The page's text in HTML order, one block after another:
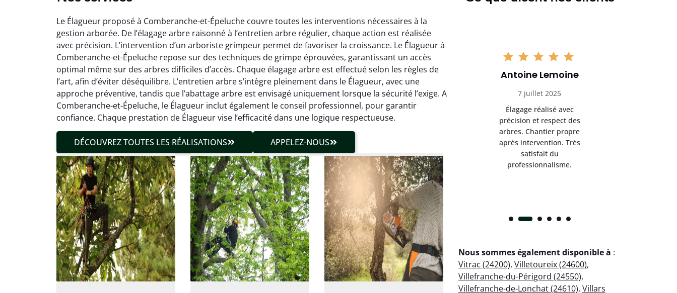
Le Élagueur proposé à Comberanche-et-Épeluche couvre toutes les interventions nécessaires à la
gestion arborée. De l’élagage arbre raisonné à l’entretien arbre régulier, chaque action est réalisée
avec précision. L’intervention d’un arboriste grimpeur permet de favoriser la croissance. Le Élagueur à
Comberanche-et-Épeluche repose sur des techniques de grimpe éprouvées, garantissant un accès
optimal même sur des arbres difficiles d’accès. Chaque élagage arbre est effectué selon les règles de
l’art, afin d’éviter déséquilibre. L’entretien arbre s’intègre pleinement dans le Élagueur, avec une
approche préventive, tandis que l’abattage arbre est envisagé uniquement lorsque la sécurité l’exige. A
Comberanche-et-Épeluche, le Élagueur inclut également le conseil professionnel, pour garantir
confiance. Chaque prestation de Élagueur vise l’efficacité dans une logique respectueuse.
DÉCOUVREZ TOUTES LES RÉALISATIONS APPELEZ-NOUS
Mathieu Roussel
19 décembre 2025
Intervention propre et
précise malgré des
conditions compliquées. Le
résultat est exactement
conforme à mes attentes.
Julien Caradec
18 juin 2025
Travail très soigné sur des
arbres difficiles d’accès.
Intervention sécurisée,
maîtrisée. Résultat
impeccable.
Antoine Lemoine
7 juillet 2025
Élagage réalisé avec
précision et respect des
arbres. Chantier propre
après intervention. Très
satisfait du
professionnalisme.
Nous sommes également disponible à :
Vitrac (24200), Villetoureix (24600),
Villefranche-du-Périgord (24550),
Villefranche-de-Lonchat (24610), Villars